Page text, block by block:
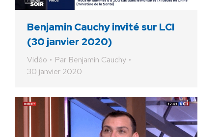
Benjamin Cauchy invité sur LCI
(30 janvier 2020)
Vidéo Par Benjamin Cauchy
30 janvier 2020